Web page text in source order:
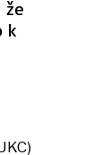
že
k